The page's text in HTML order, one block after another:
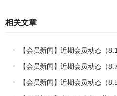
相关文章
【会员新闻】近期会员动态（
【会员新闻】近期会员动态（8.7
【会员新闻】近期会员动态（8.5